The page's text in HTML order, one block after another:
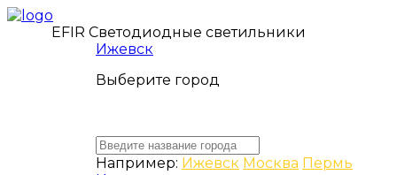
EFIR Светодиодные светильники
Ижевск
Выберите город
Например: Ижевск Москва Пермь